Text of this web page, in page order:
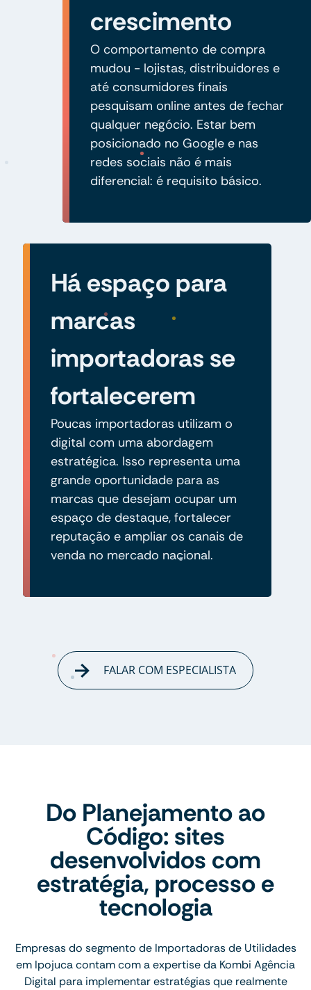
crescimento
O comportamento de compra
mudou - lojistas, distribuidores e
até consumidores finais
pesquisam online antes de fechar
qualquer negócio. Estar bem
posicionado no Google e nas
redes sociais não é mais
diferencial: é requisito básico.
Há espaço para
marcas
importadoras se
fortalecerem
Poucas importadoras utilizam o
digital com uma abordagem
estratégica. Isso representa uma
grande oportunidade para as
marcas que desejam ocupar um
espaço de destaque, fortalecer
reputação e ampliar os canais de
venda no mercado nacional.
FALAR COM ESPECIALISTA
Do Planejamento ao
Código: sites
desenvolvidos com
estratégia, processo e
tecnologia
Empresas do segmento de Importadoras de Utilidades
em Ipojuca contam com a expertise da Kombi Agência
Digital para implementar estratégias que realmente